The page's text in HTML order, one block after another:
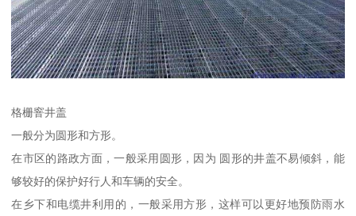
格栅窨井盖
一般分为圆形和方形。
在市区的路政方面，一般采用圆形，因为 圆形的井盖不易倾斜，能
够较好的保护好行人和车辆的安全。
在乡下和电缆井利用的，一般采用方形，这样可以更好地预防雨水